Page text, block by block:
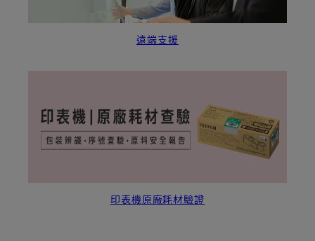
遠端支援
印表機原廠耗材驗證